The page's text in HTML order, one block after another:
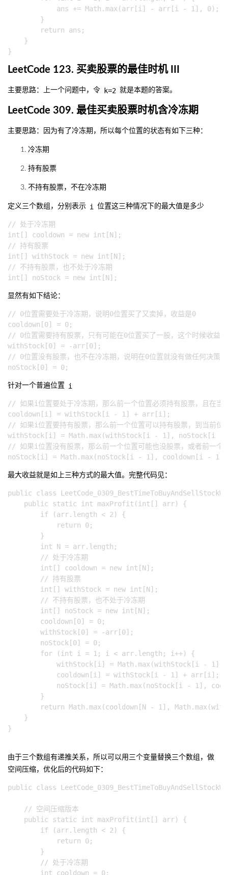
            ans += Math.max(arr[i] - arr[i - 1], 0);
        }
        return ans;
    }
LeetCode 123. 买卖股票的最佳时机 III
主要思路：上一个问题中，令 k=2 就是本题的答案。
LeetCode 309. 最佳买卖股票时机含冷冻期
主要思路：因为有了冷冻期，所以每个位置的状态有如下三种：
冷冻期
持有股票
不持有股票，不在冷冻期
定义三个数组，分别表示 i 位置这三种情况下的最大值是多少
// 处于冷冻期
int[] cooldown = new int[N];
// 持有股票
int[] withStock = new int[N];
// 不持有股票，也不处于冷冻期
显然有如下结论：
// 0位置需要处于冷冻期，说明0位置买了又卖掉，收益是0
cooldown[0] = 0;
// 0位置需要持有股票，只有可能在0位置买了一股，这个时候收
withStock[0] = -arr[0];
// 0位置没有股票，也不在冷冻期，说明在0位置就没有做任何决策
针对一个普遍位置 i
// 如果i位置要处于冷冻期，那么前一个位置必须持有股票，且在当
cooldown[i] = withStock[i - 1] + arr[i];
// 如果i位置要持有股票，那么前一个位置可以持有股票，到当前位
withStock[i] = Math.max(withStock[i - 1],
// 如果i位置没有股票，那么前一个位置可能也没股票，或者前一个
最大收益就是如上三种方式的最大值。完整代码见：
public class
    public static int maxProfit(int[] arr) {
        if (arr.length < 2) {
            return 0;
        }
        int N = arr.length;
        // 处于冷冻期
        int[] cooldown = new int[N];
        // 持有股票
        int[] withStock = new int[N];
        // 不持有股票，也不处于冷冻期
        int[] noStock = new int[N];
        cooldown[0] = 0;
        withStock[0] = -arr[0];
        noStock[0] = 0;
        for (int i = 1; i < arr.length; i++) {
withStock[i] = Math.max(withStock[i - 1],
            cooldown[i] = withStock[i - 1] + arr[i];
noStock[i] = Math.max(noStock[i - 1],
        }
return Math.max(cooldown[N - 1],
    }
}
由于三个数组有递推关系，所以可以用三个变量替换三个数组，做
空间压缩，优化后的代码如下：
public class
    // 空间压缩版本
    public static int maxProfit(int[] arr) {
        if (arr.length < 2) {
            return 0;
        }
        // 处于冷冻期
        int cooldown = 0;